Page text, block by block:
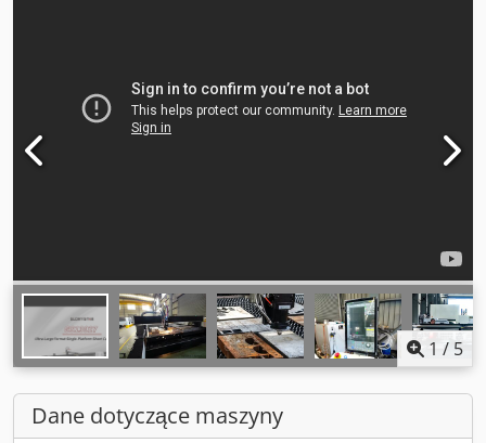
1 / 5
Dane dotyczące maszyny